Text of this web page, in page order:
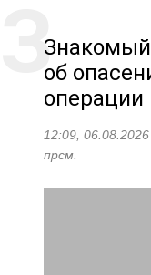
об
операции
12:09,
прсм.